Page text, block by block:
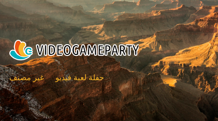
Skip
to
content
حفلة لعبة فيديو غير مصنف